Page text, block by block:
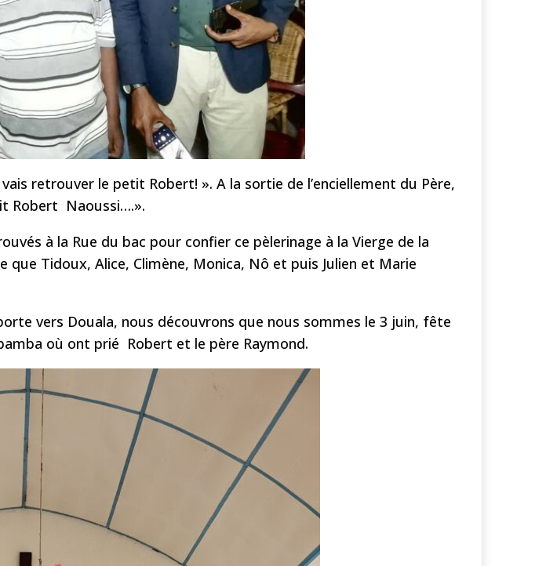
retrouver le petit Robert! ». A la sortie de l’enciellement du Père,
Robert Naoussi….».
à la Rue du bac pour confier ce pèlerinage à la Vierge de la
Tidoux, Alice, Climène, Monica, Nô et puis Julien et Marie
vers Douala, nous découvrons que nous sommes le 3 juin, fête
où ont prié Robert et le père Raymond.